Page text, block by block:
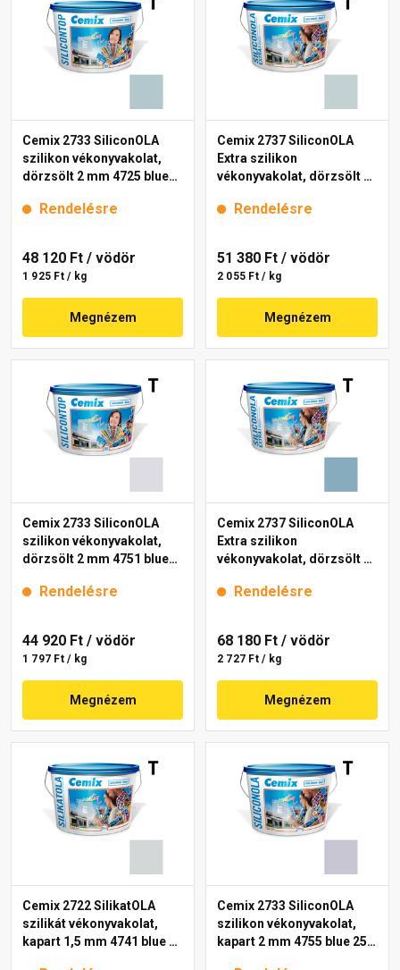
Cemix 2733 SiliconOLA
szilikon vékonyvakolat,
dörzsölt 2 mm 4725 blue
Rendelésre
48 120 Ft / vödör
1 925 Ft / kg
Megnézem
Cemix 2737 SiliconOLA
Extra szilikon
vékonyvakolat, dörzsölt 2
Rendelésre
51 380 Ft / vödör
2 055 Ft / kg
Megnézem
Cemix 2733 SiliconOLA
szilikon vékonyvakolat,
dörzsölt 2 mm 4751 blue
Rendelésre
44 920 Ft / vödör
1 797 Ft / kg
Megnézem
Cemix 2737 SiliconOLA
Extra szilikon
vékonyvakolat, dörzsölt 2
Rendelésre
68 180 Ft / vödör
2 727 Ft / kg
Megnézem
Cemix 2722 SilikatOLA
szilikát vékonyvakolat,
kapart 1,5 mm 4741 blue 25
Cemix 2733 SiliconOLA
szilikon vékonyvakolat,
kapart 2 mm 4755 blue 25